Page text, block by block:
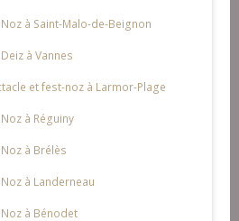
à Saint-Malo-de-Beignon
à Vannes
et fest-noz à Larmor-Plage
à Réguiny
à Brélès
à Landerneau
à Bénodet